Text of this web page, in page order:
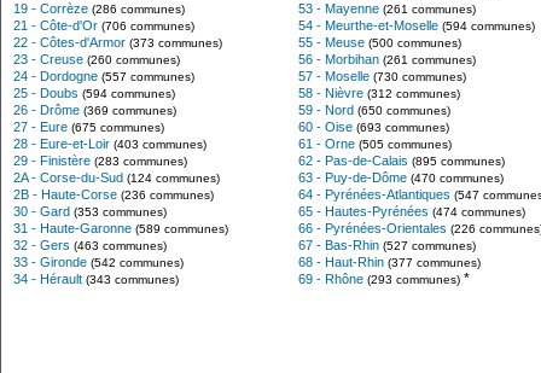
19 - Corrèze (286 communes)
21 - Côte-d'Or (706 communes)
22 - Côtes-d'Armor (373 communes)
23 - Creuse (260 communes)
24 - Dordogne (557 communes)
25 - Doubs (594 communes)
26 - Drôme (369 communes)
27 - Eure (675 communes)
28 - Eure-et-Loir (403 communes)
29 - Finistère (283 communes)
2A - Corse-du-Sud (124 communes)
2B - Haute-Corse (236 communes)
30 - Gard (353 communes)
31 - Haute-Garonne (589 communes)
32 - Gers (463 communes)
33 - Gironde (542 communes)
34 - Hérault (343 communes)
53 - Mayenne (261 communes)
54 - Meurthe-et-Moselle (594 communes)
55 - Meuse (500 communes)
56 - Morbihan (261 communes)
57 - Moselle (730 communes)
58 - Nièvre (312 communes)
59 - Nord (650 communes)
60 - Oise (693 communes)
61 - Orne (505 communes)
62 - Pas-de-Calais (895 communes)
63 - Puy-de-Dôme (470 communes)
64 - Pyrénées-Atlantiques (547
65 - Hautes-Pyrénées (474 communes)
66 - Pyrénées-Orientales (226
67 - Bas-Rhin (527 communes)
68 - Haut-Rhin (377 communes)
69 - Rhône (293 communes) *